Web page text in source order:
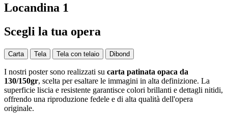
Locandina 1
Scegli la tua opera
Carta Tela Tela con telaio Dibond
I nostri poster sono realizzati su carta patinata opaca da
130/150gr, scelta per esaltare le immagini in alta definizione. La
superficie liscia e resistente garantisce colori brillanti e dettagli nitidi,
offrendo una riproduzione fedele e di alta qualità dell'opera
originale.